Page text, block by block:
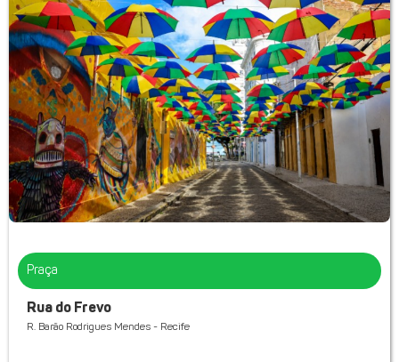
Praça
Rua do Frevo
R. Barão Rodrigues Mendes - Recife